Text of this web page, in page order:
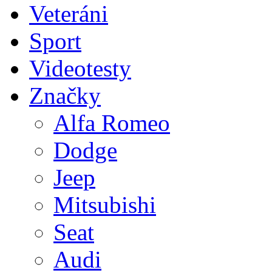
Veteráni
Sport
Videotesty
Značky
Alfa Romeo
Dodge
Jeep
Mitsubishi
Seat
Audi